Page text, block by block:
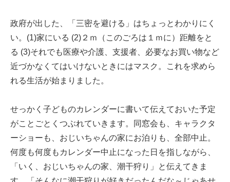
政府が出した、「三密を避ける」はちょっとわかりにく
い。(1)家にいる (2)２ｍ（このごろは１ｍに）距離をと
る (3)それでも医療や介護、支援者、必要なお買い物など
近づかなくてはいけないときにはマスク。これを求めら
れる生活が始まりました。
せっかく子どものカレンダーに書いて伝えておいた予定
がことごとくつぶれていきます。同窓会も、キャラクタ
ーショーも、おじいちゃんの家にお泊りも、全部中止。
何度も何度もカレンダー中止になった日を指しながら、
「いく、おじいちゃんの家、潮干狩り」と伝えてきま